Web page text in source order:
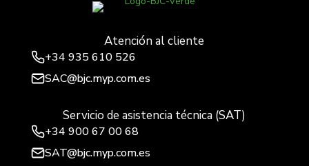
Atención al cliente
+34 935 610 526
SAC@bjc.myp.com.es
Servicio de asistencia técnica (SAT)
+34 900 67 00 68
SAT@bjc.myp.com.es